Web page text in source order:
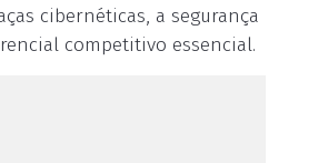
cibernéticas, a segurança
competitivo essencial.